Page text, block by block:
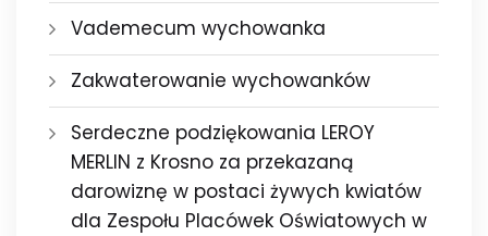
Vademecum wychowanka
Zakwaterowanie wychowanków
Serdeczne podziękowania LEROY
MERLIN z Krosno za przekazaną
darowiznę w postaci żywych kwiatów
dla Zespołu Placówek Oświatowych w